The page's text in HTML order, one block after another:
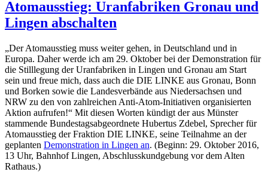
gehen:
Lingen
für
Stilllegung
der
Uranfabriken
Atomausstieg: Uranfabriken Gronau und
Lingen abschalten
„Der Atomausstieg muss weiter gehen, in Deutschland und in
Europa. Daher werde ich am 29. Oktober bei der Demonstration für
die Stilllegung der Uranfabriken in Lingen und Gronau am Start
sein und freue mich, dass auch die DIE LINKE aus Gronau, Bonn
und Borken sowie die Landesverbände aus Niedersachsen und
NRW zu den von zahlreichen Anti-Atom-Initiativen organisierten
Aktion aufrufen!“ Mit diesen Worten kündigt der aus Münster
stammende Bundestagsabgeordnete Hubertus Zdebel, Sprecher für
Atomausstieg der Fraktion DIE LINKE, seine Teilnahme an der
geplanten Demonstration in Lingen an. (Beginn: 29. Oktober 2016,
13 Uhr, Bahnhof Lingen, Abschlusskundgebung vor dem Alten
Rathaus.)